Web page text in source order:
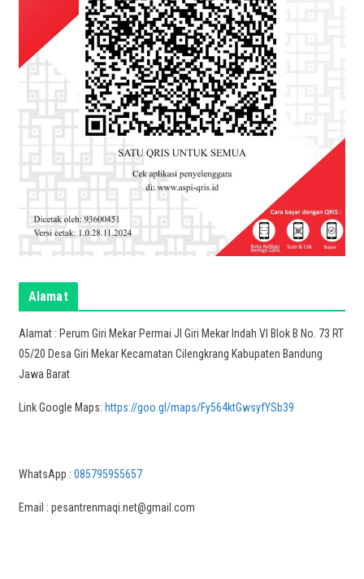
Alamat
Alamat : Perum Giri Mekar Permai Jl Giri Mekar Indah VI Blok B No. 73 RT
05/20 Desa Giri Mekar Kecamatan Cilengkrang Kabupaten Bandung
Jawa Barat
Link Google Maps: https://goo.gl/maps/Fy564ktGwsyfYSb39
WhatsApp : 085795955657
Email : pesantrenmaqi.net@gmail.com